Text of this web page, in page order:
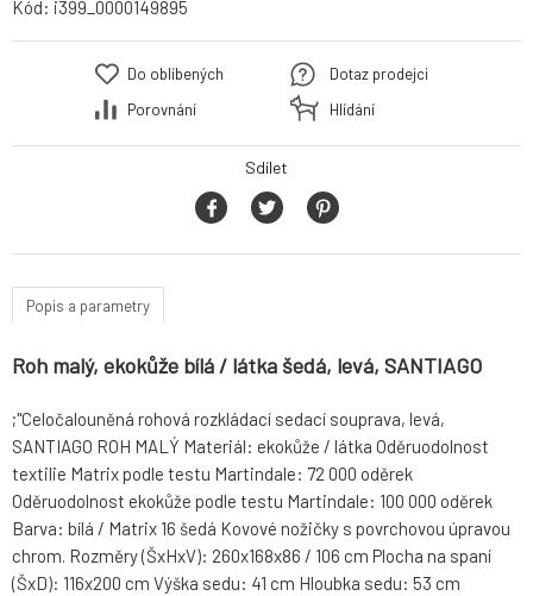
Kód: i399_0000149895
Do oblíbených
Porovnání
Dotaz prodejci
Hlídání
Sdílet
Popis a parametry
Roh malý, ekokůže bílá / látka šedá, levá, SANTIAGO
;"Celočalouněná rohová rozkládací sedací souprava, levá,
SANTIAGO ROH MALÝ Materiál: ekokůže / látka Oděruodolnost
textilie Matrix podle testu Martindale: 72 000 oděrek
Oděruodolnost ekokůže podle testu Martindale: 100 000 oděrek
Barva: bílá / Matrix 16 šedá Kovové nožičky s povrchovou úpravou
chrom. Rozměry (ŠxHxV): 260x168x86 / 106 cm Plocha na spaní
(ŠxD): 116x200 cm Výška sedu: 41 cm Hloubka sedu: 53 cm